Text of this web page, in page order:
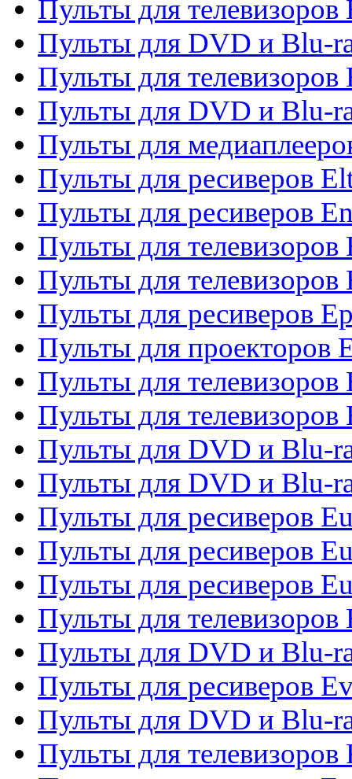
Пульты для телевизоров
Пульты для DVD и Blu-
Пульты для телевизоров
Пульты для DVD и Blu-
Пульты для
Пульты для ресиверов
Пульты для ресиверов
Пульты для телевизоров
Пульты для телевизоров
Пульты для ресиверов
Пульты для проекторов
Пульты для телевизоров
Пульты для телевизоров
Пульты для DVD и Blu-
Пульты для DVD и Blu-
Пульты для ресиверов
Пульты для ресиверов
Пульты для ресиверов
Пульты для телевизоров
Пульты для DVD и Blu-
Пульты для ресиверов
Пульты для DVD и Blu-
Пульты для телевизоров